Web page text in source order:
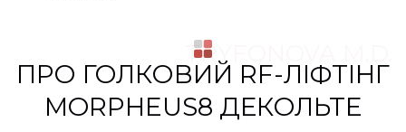
ПРО ГОЛКОВИЙ RF-ЛІФТІНГ
MORPHEUS8 ДЕКОЛЬТЕ
TRYFONOVA M.D.